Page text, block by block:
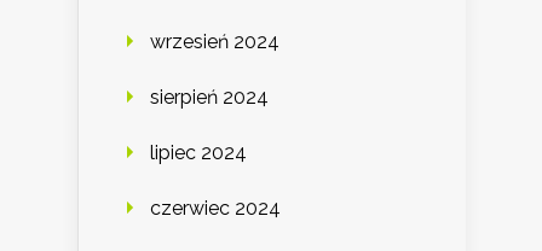
wrzesień 2024
sierpień 2024
lipiec 2024
czerwiec 2024